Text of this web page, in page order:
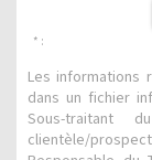
* :
Les informations
dans un fichier
Sous-traitant
clientèle/